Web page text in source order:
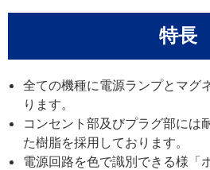
特長
全ての機種に電源ランプとマグ
ります。
コンセント部及びプラグ部には
た樹脂を採用しております。
電源回路を色で識別できる様「